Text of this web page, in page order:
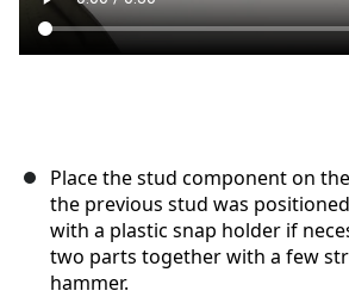
Place the stud component on
the previous stud was
with a plastic snap holder if
two parts together with a few
hammer.